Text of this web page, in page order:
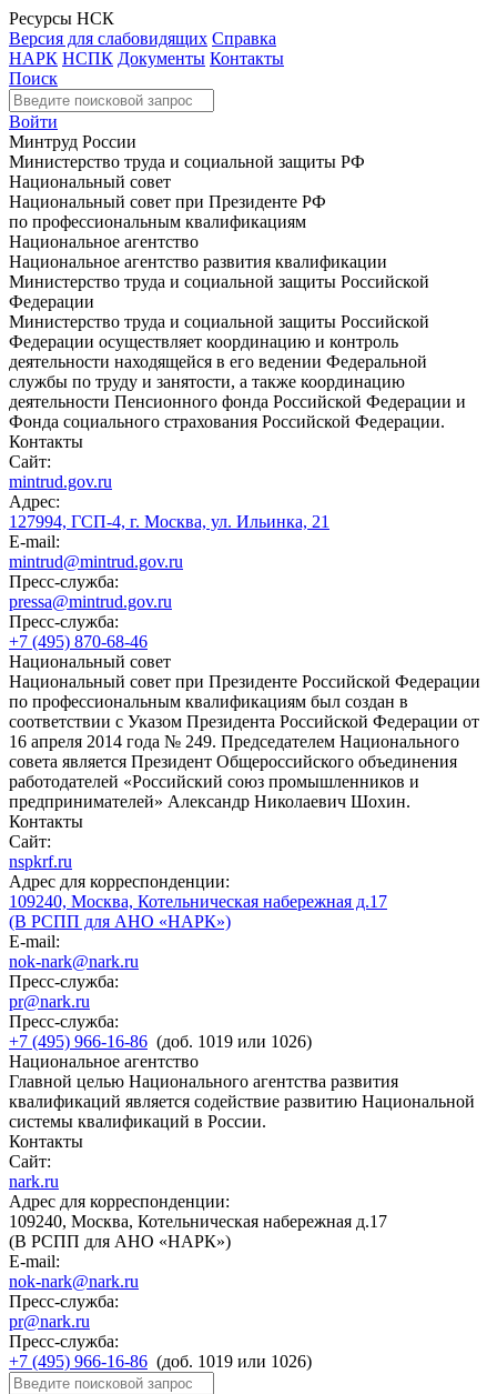
Ресурсы НСК
Версия для слабовидящих Справка
НАРК НСПК Документы Контакты
Поиск
Войти
Минтруд России
Министерство труда и социальной защиты РФ
Национальный совет
Национальный совет при Президенте РФ
по профессиональным квалификациям
Национальное агентство
Национальное агентство развития квалификации
Министерство труда и социальной защиты Российской
Федерации
Министерство труда и социальной защиты Российской
Федерации осуществляет координацию и контроль
деятельности находящейся в его ведении Федеральной
службы по труду и занятости, а также координацию
деятельности Пенсионного фонда Российской Федерации и
Фонда социального страхования Российской Федерации.
Контакты
Сайт:
mintrud.gov.ru
Адрес:
127994, ГСП-4, г. Москва, ул. Ильинка, 21
E-mail:
mintrud@mintrud.gov.ru
Пресс-служба:
pressa@mintrud.gov.ru
Пресс-служба:
+7 (495) 870-68-46
Национальный совет
Национальный совет при Президенте Российской Федерации
по профессиональным квалификациям был создан в
соответствии с Указом Президента Российской Федерации от
16 апреля 2014 года № 249. Председателем Национального
совета является Президент Общероссийского объединения
работодателей «Российский союз промышленников и
предпринимателей» Александр Николаевич Шохин.
Контакты
Сайт:
nspkrf.ru
Адрес для корреспонденции:
109240, Москва, Котельническая набережная д.17
(В РСПП для АНО «НАРК»)
E-mail:
nok-nark@nark.ru
Пресс-служба:
pr@nark.ru
Пресс-служба:
+7 (495) 966-16-86 (доб. 1019 или 1026)
Национальное агентство
Главной целью Национального агентства развития
квалификаций является содействие развитию Национальной
системы квалификаций в России.
Контакты
Сайт:
nark.ru
Адрес для корреспонденции:
109240, Москва, Котельническая набережная д.17
(В РСПП для АНО «НАРК»)
E-mail:
nok-nark@nark.ru
Пресс-служба:
pr@nark.ru
Пресс-служба:
+7 (495) 966-16-86 (доб. 1019 или 1026)